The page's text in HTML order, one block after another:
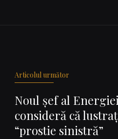
Articolul următor
Noul şef al
consideră că
“prostie sinistră”